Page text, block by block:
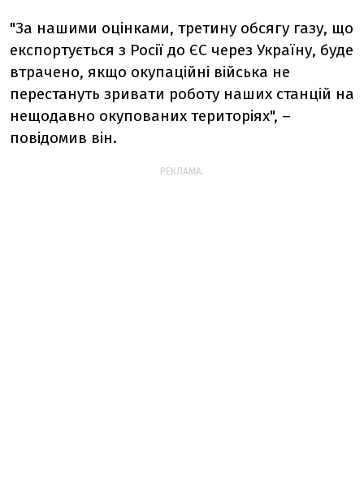
"За нашими оцінками, третину обсягу газу, що
експортується з Росії до ЄС через Україну, буде
втрачено, якщо окупаційні війська не
перестануть зривати роботу наших станцій на
нещодавно окупованих територіях", –
повідомив він.
РЕКЛАМА: